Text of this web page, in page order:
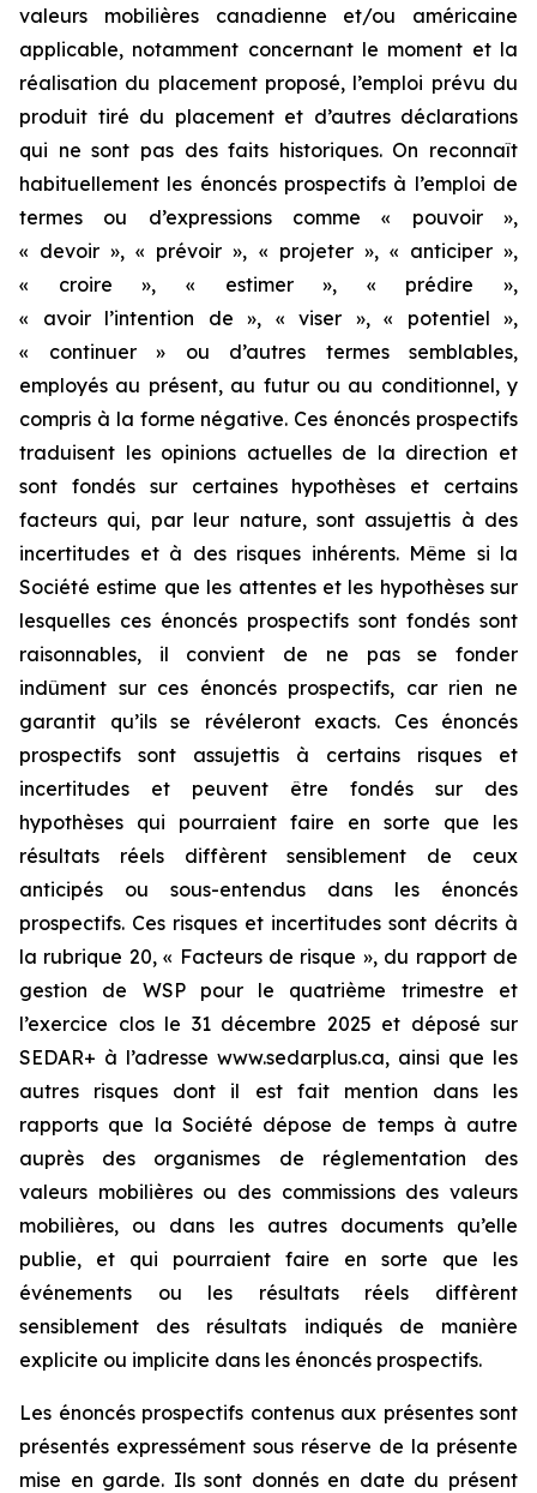
valeurs mobilières canadienne et/ou américaine
applicable, notamment concernant le moment et la
réalisation du placement proposé, l’emploi prévu du
produit tiré du placement et d’autres déclarations
qui ne sont pas des faits historiques. On reconnaît
habituellement les énoncés prospectifs à l’emploi de
termes ou d’expressions comme « pouvoir »,
« devoir », « prévoir », « projeter », « anticiper »,
« croire », « estimer », « prédire »,
« avoir l’intention de », « viser », « potentiel »,
« continuer » ou d’autres termes semblables,
employés au présent, au futur ou au conditionnel, y
compris à la forme négative. Ces énoncés prospectifs
traduisent les opinions actuelles de la direction et
sont fondés sur certaines hypothèses et certains
facteurs qui, par leur nature, sont assujettis à des
incertitudes et à des risques inhérents. Même si la
Société estime que les attentes et les hypothèses sur
lesquelles ces énoncés prospectifs sont fondés sont
raisonnables, il convient de ne pas se fonder
indûment sur ces énoncés prospectifs, car rien ne
garantit qu’ils se révéleront exacts. Ces énoncés
prospectifs sont assujettis à certains risques et
incertitudes et peuvent être fondés sur des
hypothèses qui pourraient faire en sorte que les
résultats réels diffèrent sensiblement de ceux
anticipés ou sous-entendus dans les énoncés
prospectifs. Ces risques et incertitudes sont décrits à
la rubrique 20, « Facteurs de risque », du rapport de
gestion de WSP pour le quatrième trimestre et
l’exercice clos le 31 décembre 2025 et déposé sur
SEDAR+ à l’adresse www.sedarplus.ca, ainsi que les
autres risques dont il est fait mention dans les
rapports que la Société dépose de temps à autre
auprès des organismes de réglementation des
valeurs mobilières ou des commissions des valeurs
mobilières, ou dans les autres documents qu’elle
publie, et qui pourraient faire en sorte que les
événements ou les résultats réels diffèrent
sensiblement des résultats indiqués de manière
explicite ou implicite dans les énoncés prospectifs.
Les énoncés prospectifs contenus aux présentes sont
présentés expressément sous réserve de la présente
mise en garde. Ils sont donnés en date du présent